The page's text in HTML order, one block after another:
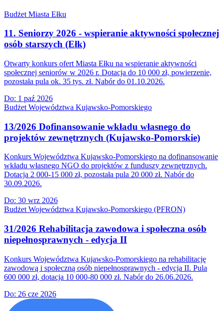
Budżet Miasta Ełku
11. Seniorzy 2026 - wspieranie aktywności społecznej
osób starszych (Ełk)
Otwarty konkurs ofert Miasta Ełku na wspieranie aktywności
społecznej seniorów w 2026 r. Dotacja do 10 000 zł, powierzenie,
pozostała pula ok. 35 tys. zł. Nabór do 01.10.2026.
Do: 1 paź 2026
Budżet Województwa Kujawsko-Pomorskiego
13/2026 Dofinansowanie wkładu własnego do
projektów zewnętrznych (Kujawsko-Pomorskie)
Konkurs Województwa Kujawsko-Pomorskiego na dofinansowanie
wkładu własnego NGO do projektów z funduszy zewnętrznych.
Dotacja 2 000-15 000 zł, pozostała pula 20 000 zł. Nabór do
30.09.2026.
Do: 30 wrz 2026
Budżet Województwa Kujawsko-Pomorskiego (PFRON)
31/2026 Rehabilitacja zawodowa i społeczna osób
niepełnosprawnych - edycja II
Konkurs Województwa Kujawsko-Pomorskiego na rehabilitację
zawodową i społeczną osób niepełnosprawnych - edycja II. Pula
600 000 zł, dotacja 10 000-80 000 zł. Nabór do 26.06.2026.
Do: 26 cze 2026